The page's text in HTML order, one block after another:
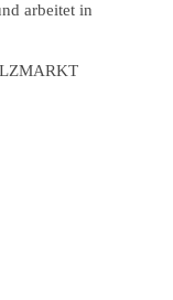
arbeitet in